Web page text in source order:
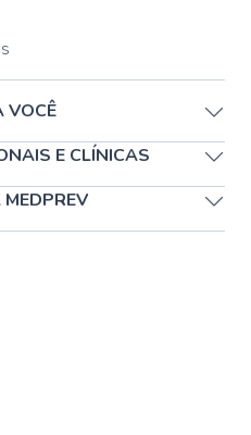
VOCÊ
E CLÍNICAS